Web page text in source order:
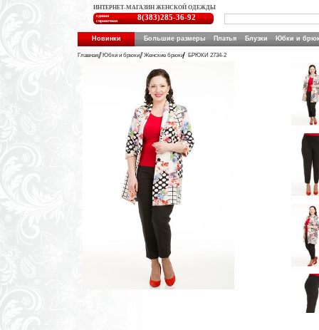
ИНТЕРНЕТ-МАГАЗИН ЖЕНСКОЙ ОДЕЖДЫ
единая
справочная
8(383)285-36-92
Новинки Большие размеры Платья Блузки Юбки и
Главная Юбки и брюки Женские брюки БРЮКИ 2734-2